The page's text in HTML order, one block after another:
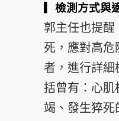
檢測方式與
郭主任也提醒
死，應對高危
者，進行詳細
括曾有：心肌
竭、發生猝死